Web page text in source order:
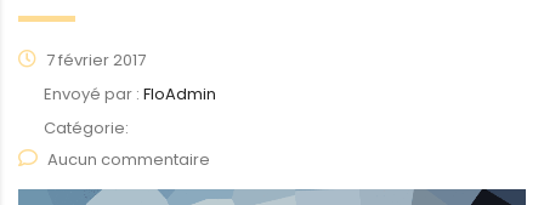
7 février 2017
Envoyé par : FloAdmin
Catégorie:
Aucun commentaire